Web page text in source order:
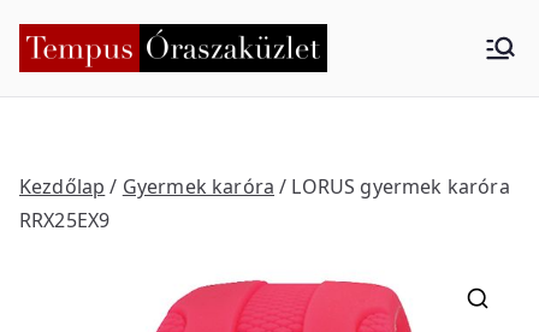
Tempus
küzlet
Kezdőlap / Gyermek karóra / LORUS gyermek karóra
RRX25EX9